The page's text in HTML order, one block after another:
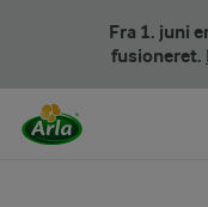
Fra 1. juni
fusioneret.